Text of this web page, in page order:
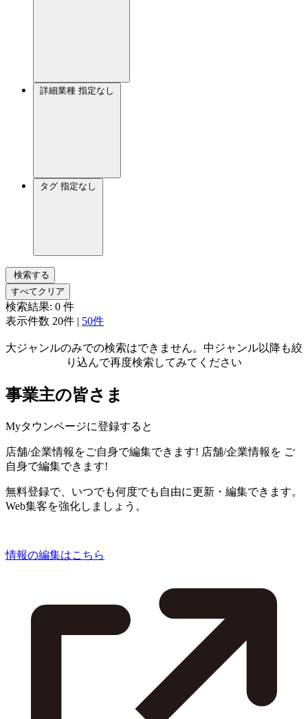
詳細業種 指定なし
タグ 指定なし
検索する
すべてクリア
検索結果: 0 件
表示件数 20件 | 50件
大ジャンルのみでの検索はできません。中ジャンル以降も絞
り込んで再度検索してみてください
事業主の皆さま
Myタウンページに登録すると
店舗/企業情報をご自身で編集できます! 店舗/企業情報を ご
自身で編集できます!
無料登録で、いつでも何度でも自由に更新・編集できます。
Web集客を強化しましょう。
情報の編集はこちら